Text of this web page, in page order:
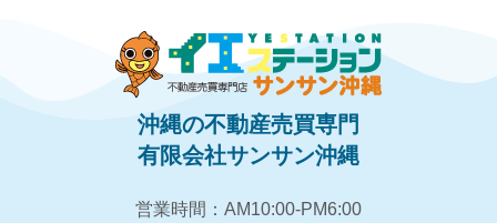
沖縄の不動産売買専門
有限会社サンサン沖縄
営業時間：AM10:00‐PM6:00